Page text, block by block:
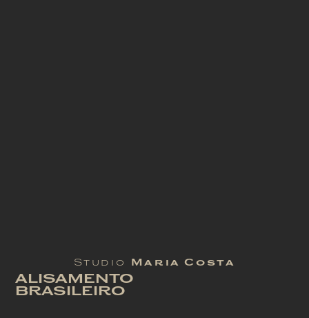
Studio Maria Costa
ALISAMENTO
BRASILEIRO